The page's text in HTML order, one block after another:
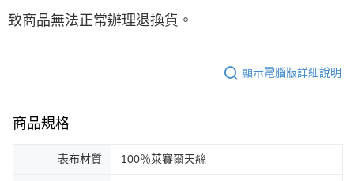
致商品無法正常辦理退換貨。
顯示電腦版詳細說明
商品規格
表布材質 100％萊賽爾天絲